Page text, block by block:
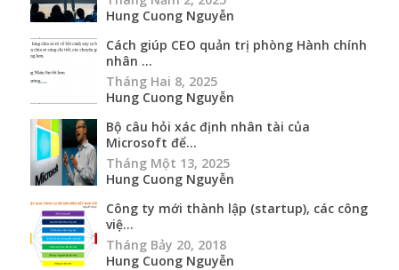
Hung Cuong Nguyễn
Cách giúp CEO quản trị phòng Hành chính
nhân ...
Tháng Hai 8, 2025
Hung Cuong Nguyễn
Bộ câu hỏi xác định nhân tài của
Microsoft để...
Tháng Một 13, 2025
Hung Cuong Nguyễn
Công ty mới thành lập (startup), các công
việ...
Tháng Bảy 20, 2018
Hung Cuong Nguyễn